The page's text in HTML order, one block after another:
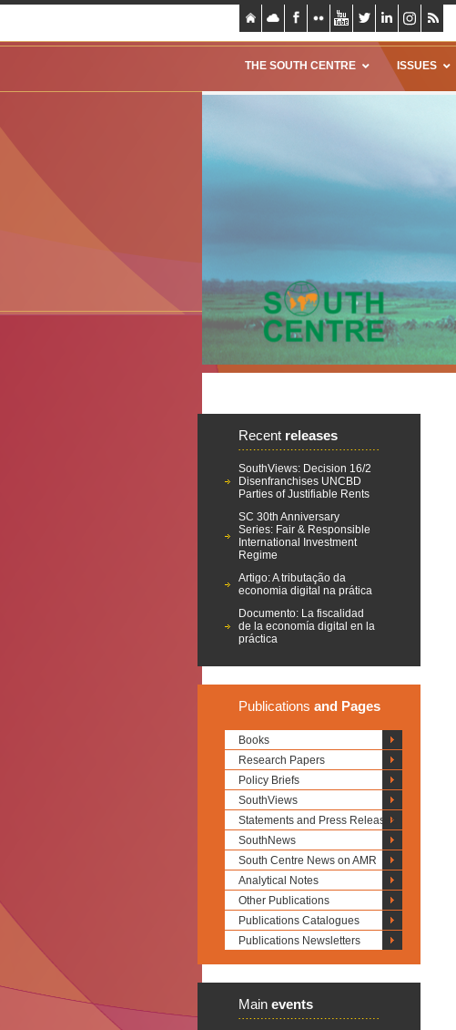
THE SOUTH CENTRE ISSUES
Recent releases
SouthViews: Decision 16/2
Disenfranchises UNCBD
Parties of Justifiable Rents
SC 30th Anniversary
Series: Fair & Responsible
International Investment
Regime
Artigo: A tributação da
economia digital na prática
Documento: La fiscalidad
de la economía digital en la
práctica
Publications and Pages
Books
Research Papers
Policy Briefs
SouthViews
Statements and Press Releases
SouthNews
South Centre News on AMR
Analytical Notes
Other Publications
Publications Catalogues
Publications Newsletters
Main events